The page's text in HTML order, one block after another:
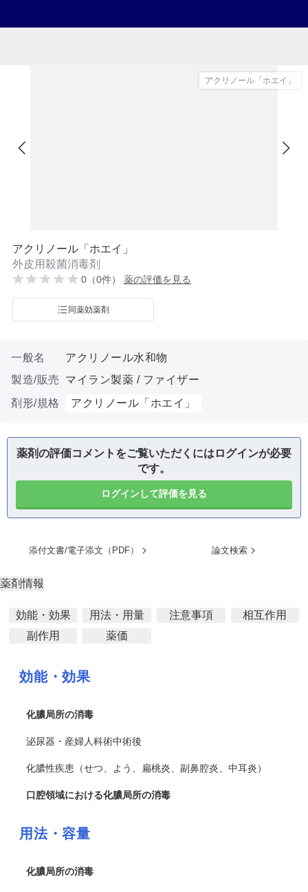
アクリノール「ホエイ」
アクリノール「ホエイ」
外皮用殺菌消毒剤
0（0件） 薬の評価を見る
同薬効薬剤
一般名
アクリノール水和物
製造/販売
マイラン製薬 / ファイザー
剤形/規格
アクリノール「ホエイ」
薬剤の評価コメントをご覧いただくにはログインが必要
です。
ログインして評価を見る
添付文書/電子添文（PDF） 論文検索
薬剤情報
効能・効果 用法・用量 注意事項
相互作用
副作用
薬価
効能・効果
化膿局所の消毒
泌尿器・産婦人科術中術後
化膿性疾患（せつ 、よう、扁桃炎、副鼻腔炎、中耳炎）
口腔領域における化膿局所の消毒
用法・容量
化膿局所の消毒